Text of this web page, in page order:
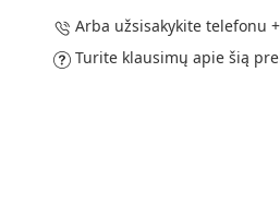
Arba užsisakykite telefonu
Turite klausimų apie šią